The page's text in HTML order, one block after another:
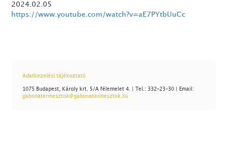
2024.02.05
https://www.youtube.com/watch?v=aE7PYtbUuCc
Adatkezelési tájékoztató
1075 Budapest, Károly krt. 5/A félemelet 4. | Tel.: 332-23-30 | Email:
gabonatermesztok@gabonatermesztok.hu